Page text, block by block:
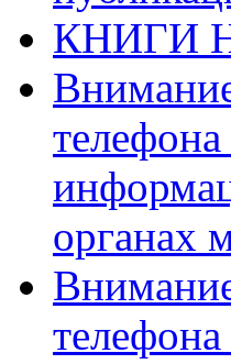
КНИГИ
органах